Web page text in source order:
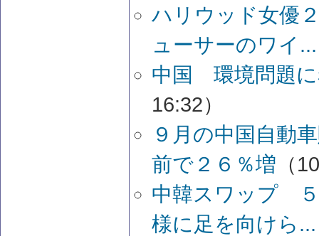
ハリウッド女優
ューサーのワイ...
中国 環境問題
16:32）
９月の中国自動
前で２６％増 （
中韓スワップ
様に足を向けら...